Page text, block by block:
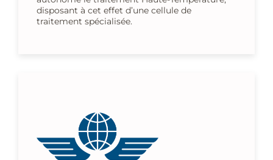
disposant à cet effet d’une cellule de
traitement spécialisée.